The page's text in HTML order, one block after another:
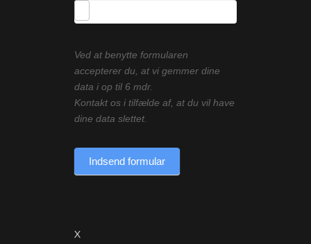
Ved at benytte formularen
accepterer du, at vi gemmer dine
data i op til 6 mdr.
Kontakt os i tilfælde af, at du vil have
dine data slettet.
Indsend formular
X